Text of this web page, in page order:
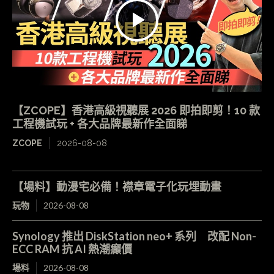
【ZCOPE】香港高級視聽展 2026 即拍即剪！10 款
工程機試玩 + 各大品牌最新作全面睇
ZCOPE 2026-08-08
【場料】動漫宅必備！襟章電子化玩埋動畫
玩物 2026-08-08
Synology 推出 DiskStation neo+ 系列 改配 Non-
ECC RAM 抗 AI 熱潮癲價
場料 2026-08-08